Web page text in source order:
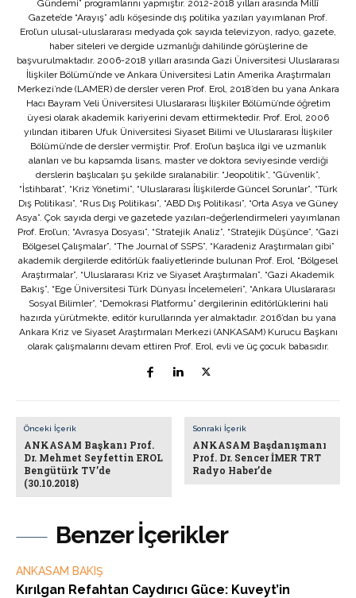
Benzer İçerikler
ANKASAM BAKIŞ
Kırılgan Refahtan Caydırıcı Güce: Kuveyt’in
Gündemi” programlarını yapmıştır. 2012-2018 yılları arasında Millî
Gazete’de “Arayış” adlı köşesinde dış politika yazıları yayımlanan Prof.
Erol’un ulusal-uluslararası medyada çok sayıda televizyon, radyo, gazete,
haber siteleri ve dergide uzmanlığı dahilinde görüşlerine de
başvurulmaktadır. 2006-2018 yılları arasında Gazi Üniversitesi Uluslararası
İlişkiler Bölümü’nde ve Ankara Üniversitesi Latin Amerika Araştırmaları
Merkezi’nde (LAMER) de dersler veren Prof. Erol, 2018’den bu yana Ankara
Hacı Bayram Veli Üniversitesi Uluslararası İlişkiler Bölümü’nde öğretim
üyesi olarak akademik kariyerini devam ettirmektedir. Prof. Erol, 2006
yılından itibaren Ufuk Üniversitesi Siyaset Bilimi ve Uluslararası İlişkiler
Bölümü’nde de dersler vermiştir. Prof. Erol’un başlıca ilgi ve uzmanlık
alanları ve bu kapsamda lisans, master ve doktora seviyesinde verdiği
derslerin başlıcaları şu şekilde sıralanabilir: “Jeopolitik”, “Güvenlik”,
“İstihbarat”, “Kriz Yönetimi”, “Uluslararası İlişkilerde Güncel Sorunlar”, “Türk
Dış Politikası”, “Rus Dış Politikası”, “ABD Dış Politikası”, “Orta Asya ve Güney
Asya”. Çok sayıda dergi ve gazetede yazıları-değerlendirmeleri yayımlanan
Prof. Erol’un; “Avrasya Dosyası”, “Stratejik Analiz”, “Stratejik Düşünce”, “Gazi
Bölgesel Çalışmalar”, “The Journal of SSPS”, “Karadeniz Araştırmaları gibi”
akademik dergilerde editörlük faaliyetlerinde bulunan Prof. Erol, “Bölgesel
Araştırmalar”, “Uluslararası Kriz ve Siyaset Araştırmaları”, “Gazi Akademik
Bakış”, “Ege Üniversitesi Türk Dünyası İncelemeleri”, “Ankara Uluslararası
Sosyal Bilimler”, “Demokrasi Platformu” dergilerinin editörlüklerini hali
hazırda yürütmekte, editör kurullarında yer almaktadır. 2016’dan bu yana
Ankara Kriz ve Siyaset Araştırmaları Merkezi (ANKASAM) Kurucu Başkanı
olarak çalışmalarını devam ettiren Prof. Erol, evli ve üç çocuk babasıdır.
Önceki İçerik
ANKASAM Başkanı Prof.
Dr. Mehmet Seyfettin EROL
Bengütürk TV’de
(30.10.2018)
Sonraki İçerik
ANKASAM Başdanışmanı
Prof. Dr. Sencer İMER TRT
Radyo Haber’de